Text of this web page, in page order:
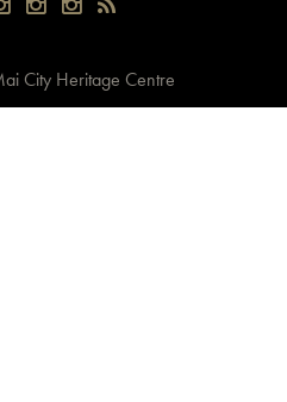
City Heritage Centre